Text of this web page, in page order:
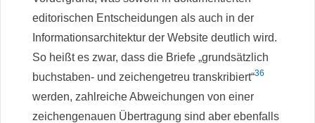
editorischen Entscheidungen als auch in der
Informationsarchitektur der Website deutlich wird.
So heißt es zwar, dass die Briefe „grundsätzlich
buchstaben- und zeichengetreu transkribiert“36
werden, zahlreiche Abweichungen von einer
zeichengenauen Übertragung sind aber ebenfalls